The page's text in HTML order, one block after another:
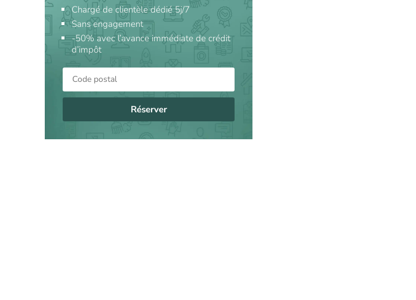
Chargé de clientèle dédié 5j/7
Sans engagement
-50% avec l’avance immédiate de crédit
d’impôt
Réserver